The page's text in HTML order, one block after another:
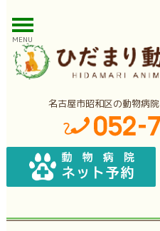
MENU
名古屋市昭和区の動物病